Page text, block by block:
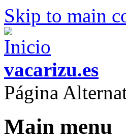
Skip to main
vacarizu.es
Página
Main menu